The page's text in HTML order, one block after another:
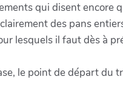
qui disent encore
des pans
lesquels il faut dès à
le point de départ du